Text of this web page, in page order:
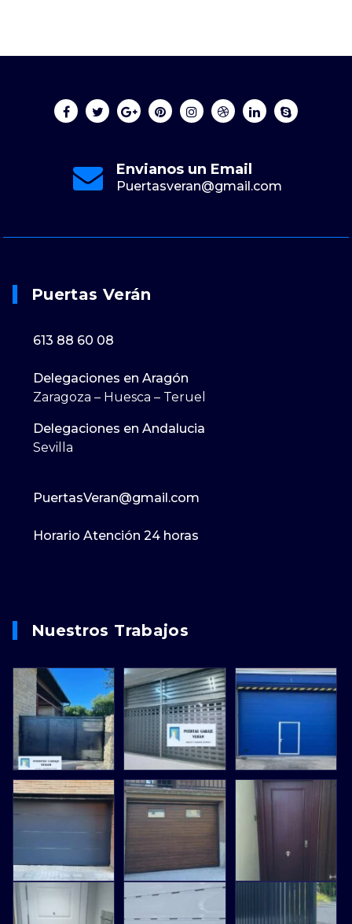
Envianos un Email
Puertasveran@gmail.com
Puertas Verán
613 88 60 08
Delegaciones en Aragón
Zaragoza – Huesca – Teruel
Delegaciones en Andalucia
Sevilla
PuertasVeran@gmail.com
Horario Atención 24 horas
Nuestros Trabajos